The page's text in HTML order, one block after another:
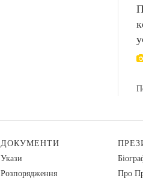
ДОКУМЕНТИ
Укази
Розпорядження
Про